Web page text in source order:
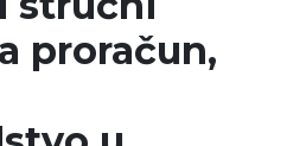
proračun,